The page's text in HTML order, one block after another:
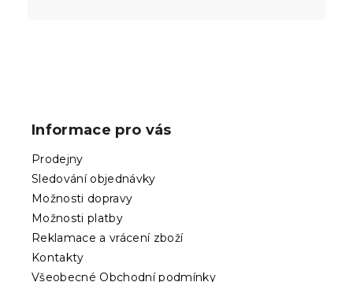
Informace pro vás
Prodejny
Sledování objednávky
Možnosti dopravy
Možnosti platby
Reklamace a vrácení zboží
Kontakty
Všeobecné Obchodní podmínky